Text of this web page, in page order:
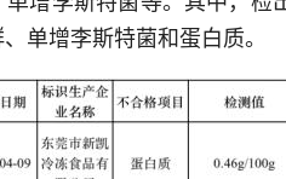
单增李斯特菌和蛋白质。